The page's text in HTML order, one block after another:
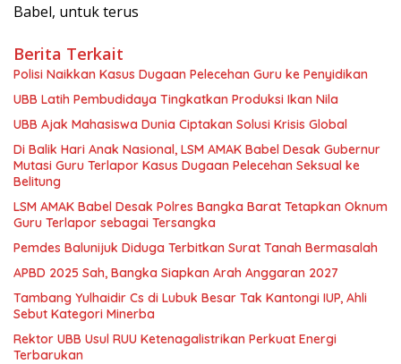
Babel, untuk terus
Berita Terkait
Polisi Naikkan Kasus Dugaan Pelecehan Guru ke Penyidikan
UBB Latih Pembudidaya Tingkatkan Produksi Ikan Nila
UBB Ajak Mahasiswa Dunia Ciptakan Solusi Krisis Global
Di Balik Hari Anak Nasional, LSM AMAK Babel Desak Gubernur
Mutasi Guru Terlapor Kasus Dugaan Pelecehan Seksual ke
Belitung
LSM AMAK Babel Desak Polres Bangka Barat Tetapkan Oknum
Guru Terlapor sebagai Tersangka
Pemdes Balunijuk Diduga Terbitkan Surat Tanah Bermasalah
APBD 2025 Sah, Bangka Siapkan Arah Anggaran 2027
Tambang Yulhaidir Cs di Lubuk Besar Tak Kantongi IUP, Ahli
Sebut Kategori Minerba
Rektor UBB Usul RUU Ketenagalistrikan Perkuat Energi
Terbarukan